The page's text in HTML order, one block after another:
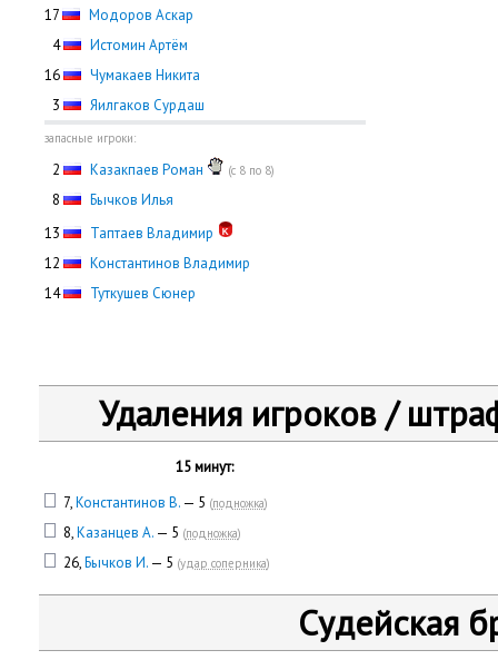
17
Модоров Аскар
4
Истомин Артём
16
Чумакаев Никита
3 Яилгаков Сурдаш
запасные игроки:
2 Казакпаев Роман (с 8 по 8)
8
Бычков Илья
13
Таптаев Владимир
12
Константинов Владимир
14
Туткушев Сюнер
Удаления игроков /
15 минут:
7,Константинов В. — 5 (подножка)
8,Казанцев А. — 5 (подножка)
26,Бычков И. — 5 (удар соперника)
Судейская